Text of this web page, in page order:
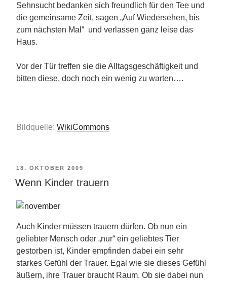
Sehnsucht bedanken sich freundlich für den Tee und
die gemeinsame Zeit, sagen „Auf Wiedersehen, bis
zum nächsten Mal“ und verlassen ganz leise das
Haus.
Vor der Tür treffen sie die Alltagsgeschäftigkeit und
bitten diese, doch noch ein wenig zu warten….
Bildquelle: WikiCommons
VERÖFFENTLICHT
AM
18. OKTOBER 2009
Wenn Kinder trauern
Auch Kinder müssen trauern dürfen. Ob nun ein
geliebter Mensch oder „nur“ ein geliebtes Tier
gestorben ist, Kinder empfinden dabei ein sehr
starkes Gefühl der Trauer. Egal wie sie dieses Gefühl
äußern, ihre Trauer braucht Raum. Ob sie dabei nun